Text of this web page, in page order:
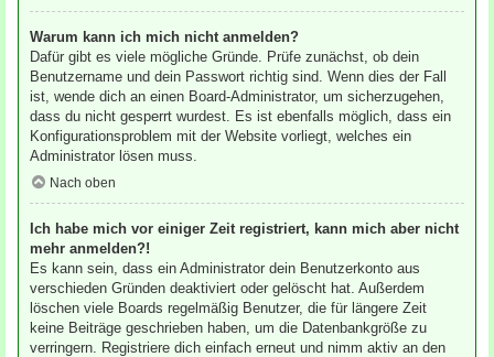
Warum kann ich mich nicht anmelden?
Dafür gibt es viele mögliche Gründe. Prüfe zunächst, ob dein
Benutzername und dein Passwort richtig sind. Wenn dies der Fall
ist, wende dich an einen Board-Administrator, um sicherzugehen,
dass du nicht gesperrt wurdest. Es ist ebenfalls möglich, dass ein
Konfigurationsproblem mit der Website vorliegt, welches ein
Administrator lösen muss.
Nach oben
Ich habe mich vor einiger Zeit registriert, kann mich aber nicht
mehr anmelden?!
Es kann sein, dass ein Administrator dein Benutzerkonto aus
verschieden Gründen deaktiviert oder gelöscht hat. Außerdem
löschen viele Boards regelmäßig Benutzer, die für längere Zeit
keine Beiträge geschrieben haben, um die Datenbankgröße zu
verringern. Registriere dich einfach erneut und nimm aktiv an den